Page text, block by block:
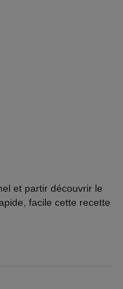
et partir découvrir le
facile cette recette